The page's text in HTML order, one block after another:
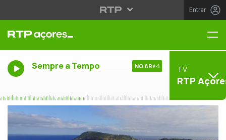
Entrar
Sempre a Tempo NO AR TV
RTP